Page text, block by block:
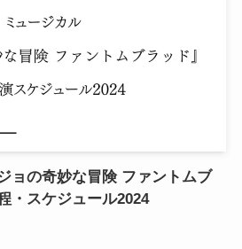
ョの奇妙な冒険 ファントムブ
・スケジュール2024